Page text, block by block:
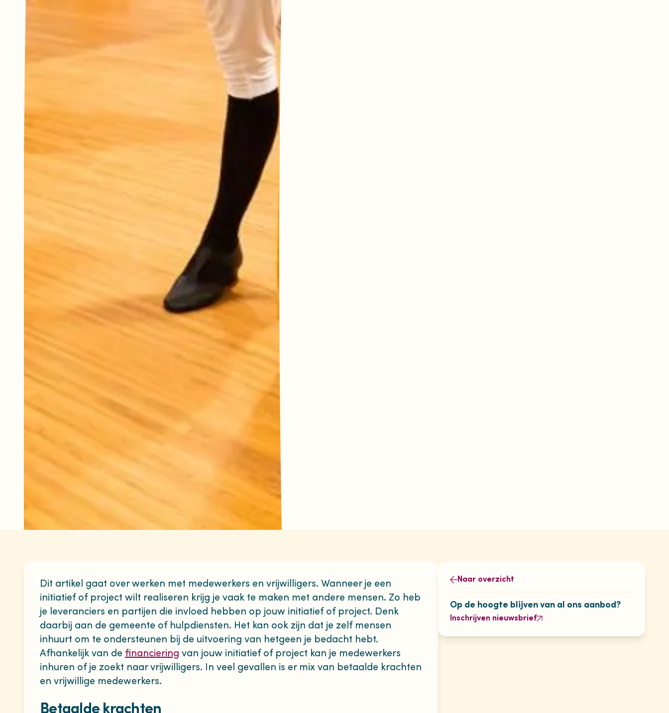
Dit artikel gaat over werken met medewerkers en vrijwilligers. Wanneer je een
initiatief of project wilt realiseren krijg je vaak te maken met andere mensen. Zo heb
je leveranciers en partijen die invloed hebben op jouw initiatief of project. Denk
daarbij aan de gemeente of hulpdiensten. Het kan ook zijn dat je zelf mensen
inhuurt om te ondersteunen bij de uitvoering van hetgeen je bedacht hebt.
Afhankelijk van de financiering van jouw initiatief of project kan je medewerkers
inhuren of je zoekt naar vrijwilligers. In veel gevallen is er mix van betaalde krachten
en vrijwillige medewerkers.
Betaalde krachten
Naar overzicht
Op de hoogte blijven van al ons aanbod?
Inschrijven nieuwsbrief